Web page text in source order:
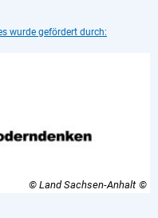
wurde gefördert durch:
© Land Sachsen-Anhalt